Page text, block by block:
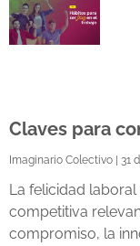
Claves para
Imaginario Colectivo 31
La felicidad
competitiva
compromiso, la